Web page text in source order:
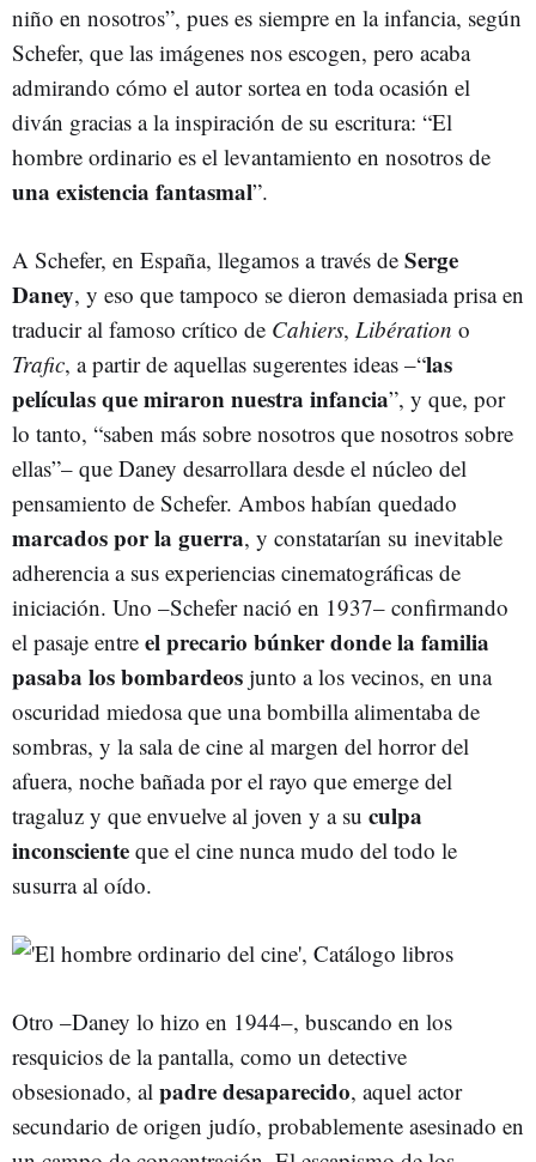
niño en nosotros”, pues es siempre en la infancia, según
Schefer, que las imágenes nos escogen, pero acaba
admirando cómo el autor sortea en toda ocasión el
diván gracias a la inspiración de su escritura: “El
hombre ordinario es el levantamiento en nosotros de
una existencia fantasmal”.
A Schefer, en España, llegamos a través de Serge
Daney, y eso que tampoco se dieron demasiada prisa en
traducir al famoso crítico de Cahiers, Libération o
Trafic, a partir de aquellas sugerentes ideas –“las
películas que miraron nuestra infancia”, y que, por
lo tanto, “saben más sobre nosotros que nosotros sobre
ellas”– que Daney desarrollara desde el núcleo del
pensamiento de Schefer. Ambos habían quedado
marcados por la guerra, y constatarían su inevitable
adherencia a sus experiencias cinematográficas de
iniciación. Uno –Schefer nació en 1937– confirmando
el pasaje entre el precario búnker donde la familia
pasaba los bombardeos junto a los vecinos, en una
oscuridad miedosa que una bombilla alimentaba de
sombras, y la sala de cine al margen del horror del
afuera, noche bañada por el rayo que emerge del
tragaluz y que envuelve al joven y a su culpa
inconsciente que el cine nunca mudo del todo le
susurra al oído.
Otro –Daney lo hizo en 1944–, buscando en los
resquicios de la pantalla, como un detective
obsesionado, al padre desaparecido, aquel actor
secundario de origen judío, probablemente asesinado en